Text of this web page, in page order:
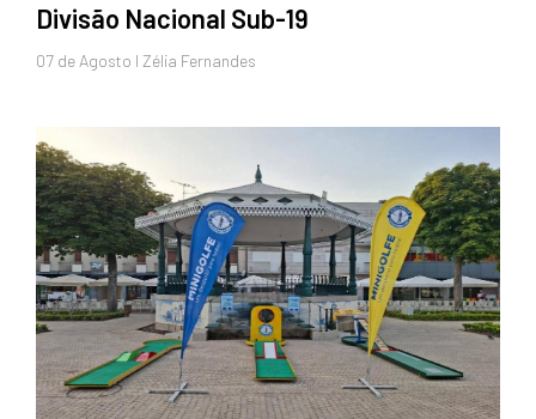
Divisão Nacional Sub-19
07 de Agosto I Zélia Fernandes